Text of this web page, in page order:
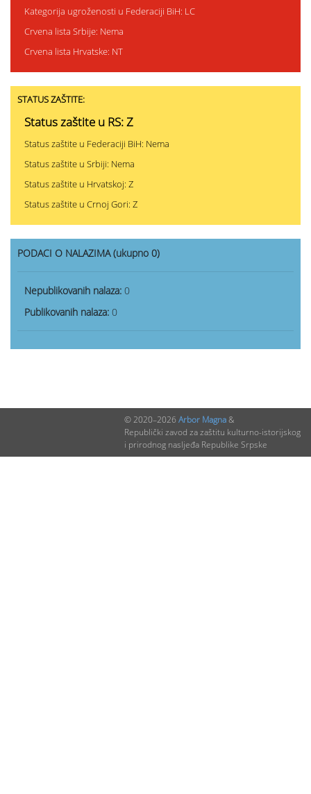
Kategorija ugroženosti u Federaciji BiH: LC
Crvena lista Srbije: Nema
Crvena lista Hrvatske: NT
STATUS ZAŠTITE:
Status zaštite u RS: Z
Status zaštite u Federaciji BiH: Nema
Status zaštite u Srbiji: Nema
Status zaštite u Hrvatskoj: Z
Status zaštite u Crnoj Gori: Z
PODACI O NALAZIMA (ukupno 0)
Nepublikovanih nalaza: 0
Publikovanih nalaza: 0
© 2020–2026 Arbor Magna&
Republički zavod za zaštitu kulturno-istorijskog
i prirodnog nasljeđa Republike Srpske